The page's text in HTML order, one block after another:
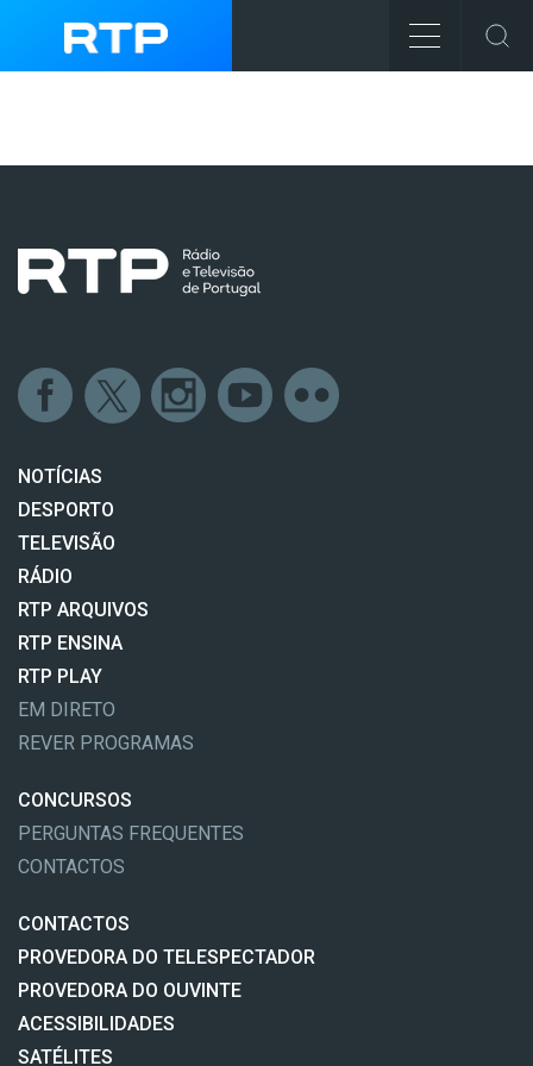
NOTÍCIAS
DESPORTO
TELEVISÃO
RÁDIO
RTP ARQUIVOS
RTP ENSINA
RTP PLAY
EM DIRETO
REVER PROGRAMAS
CONCURSOS
PERGUNTAS FREQUENTES
CONTACTOS
CONTACTOS
PROVEDORA DO TELESPECTADOR
PROVEDORA DO OUVINTE
ACESSIBILIDADES
SATÉLITES